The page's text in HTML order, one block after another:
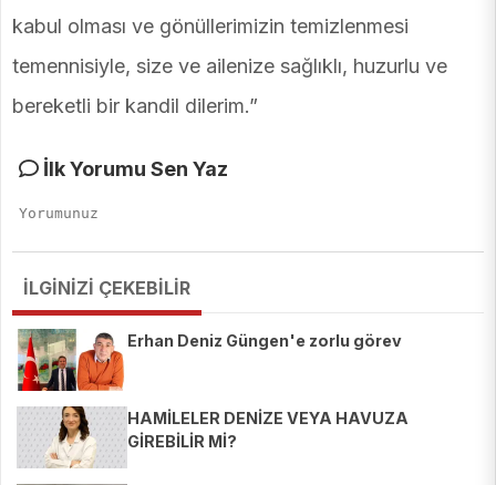
kabul olması ve gönüllerimizin temizlenmesi
temennisiyle, size ve ailenize sağlıklı, huzurlu ve
bereketli bir kandil dilerim.”
İlk Yorumu Sen Yaz
İLGİNİZİ ÇEKEBİLİR
Erhan Deniz Güngen'e zorlu görev
HAMİLELER DENİZE VEYA HAVUZA
GİREBİLİR Mİ?